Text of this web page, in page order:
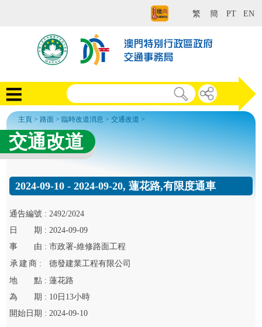
繁 簡 PT EN
主頁 >路面 > 臨時改道消息 >交通改道 >
交通改道
2024-09-10 - 2024-09-20, 蓮花路,有限度通車
通告編號 :2492/2024
日
期 :2024-09-09
事
由 :市政署-維修路面工程
承建 商 :
德發建業工程有限公司
地
點 :蓮花路
為
期 : 10 日 13小時
開始 日期 :2024-09-10